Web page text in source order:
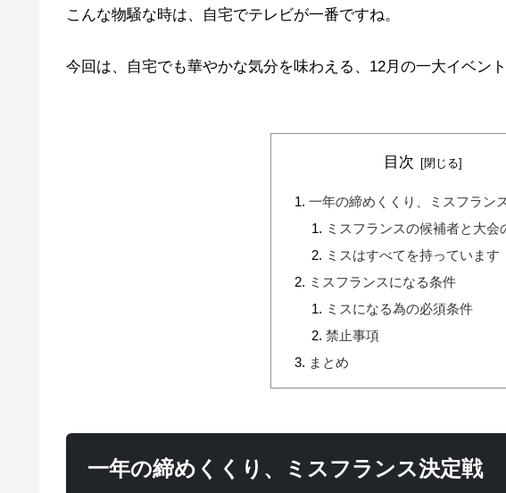
こんな物騒な時は、自宅でテレビが一番ですね。
今回は、自宅でも華やかな気分を味わえる、12月の一大イベン
目次
一年の締めくくり、ミスフラン
ミスフランスの候補者と大会
ミスはすべてを持っています
ミスフランスになる条件
ミスになる為の必須条件
禁止事項
まとめ
一年の締めくくり、ミスフランス決定戦